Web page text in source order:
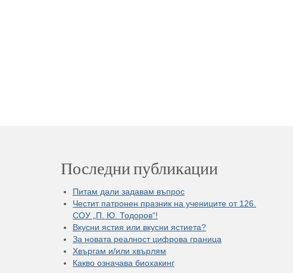
Последни публикации
Питам дали задавам въпрос
Честит патронен празник на учениците от 126.
СОУ „П. Ю. Тодоров“!
Вкусни ястия или вкусни ястиета?
За новата реалност цифрова граница
Хвъргам и/или хвърлям
Какво означава биохакинг